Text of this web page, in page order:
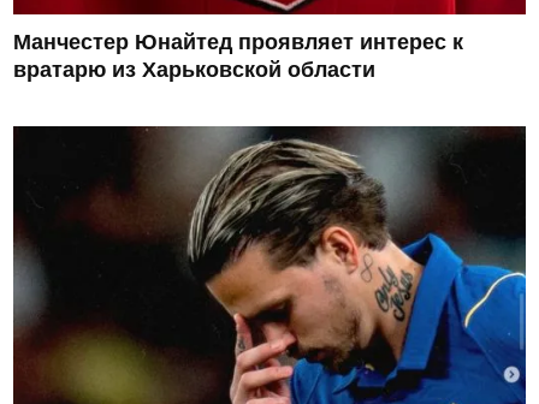
Манчестер Юнайтед проявляет интерес к
вратарю из Харьковской области